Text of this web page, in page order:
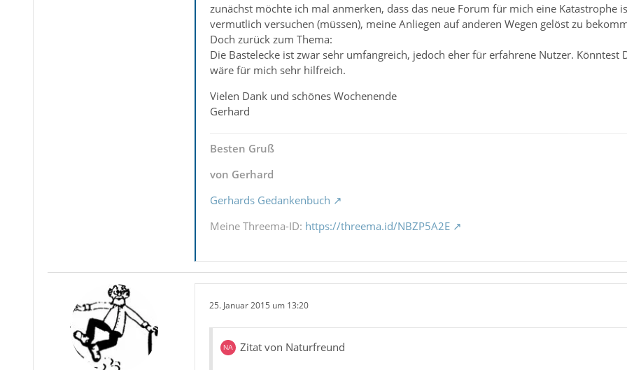
zunächst möchte ich mal anmerken, dass das neue Forum für mich eine
vermutlich versuchen (müssen), meine Anliegen auf anderen Wegen gelöst zu
Doch zurück zum Thema:
Die Bastelecke ist zwar sehr umfangreich, jedoch eher für erfahrene Nutzer.
wäre für mich sehr hilfreich.
Vielen Dank und schönes Wochenende
Gerhard
Besten Gruß
von Gerhard
Gerhards Gedankenbuch
Meine Threema-ID: https://threema.id/NBZP5A2E
25. Januar 2015 um 13:20
Zitat von Naturfreund